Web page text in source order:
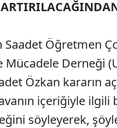
Saadet Öğretmen
Mücadele Derneği
Özkan kararın
içeriğiyle ilgili
söyleyerek,